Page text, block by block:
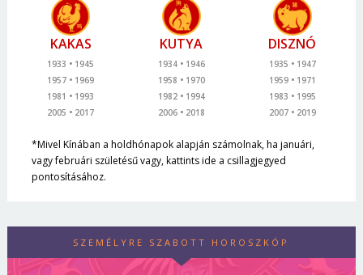
KAKAS
1933
1945
1957
1969
1981
1993
2005
2017
KUTYA
1934
1946
1958
1970
1982
1994
2006
2018
DISZNÓ
1935
1947
1959
1971
1983
1995
2007
2019
*Mivel Kínában a holdhónapok alapján számolnak, ha januári,
vagy februári születésű vagy, kattints ide a csillagjegyed
pontosításához.
SZEMÉLYRE SZABOTT HOROSZKÓP